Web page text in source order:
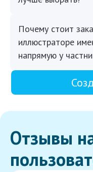
Почему стоит
иллюстраторе
напрямую у
Отзывы